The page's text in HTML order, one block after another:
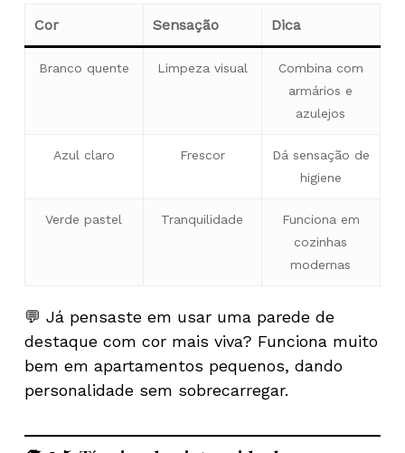
Cor Sensação Dica
Branco quente Limpeza visual
Combina com
armários e
azulejos
Azul claro Frescor
Dá sensação de
higiene
Verde pastel Tranquilidade
Funciona em
cozinhas
modernas
💬 Já pensaste em usar uma parede de
destaque com cor mais viva? Funciona muito
bem em apartamentos pequenos, dando
personalidade sem sobrecarregar.